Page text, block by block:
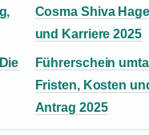
Cosma Shiva
und Karriere 2025
Führerschein
Fristen, Kosten
Antrag 2025